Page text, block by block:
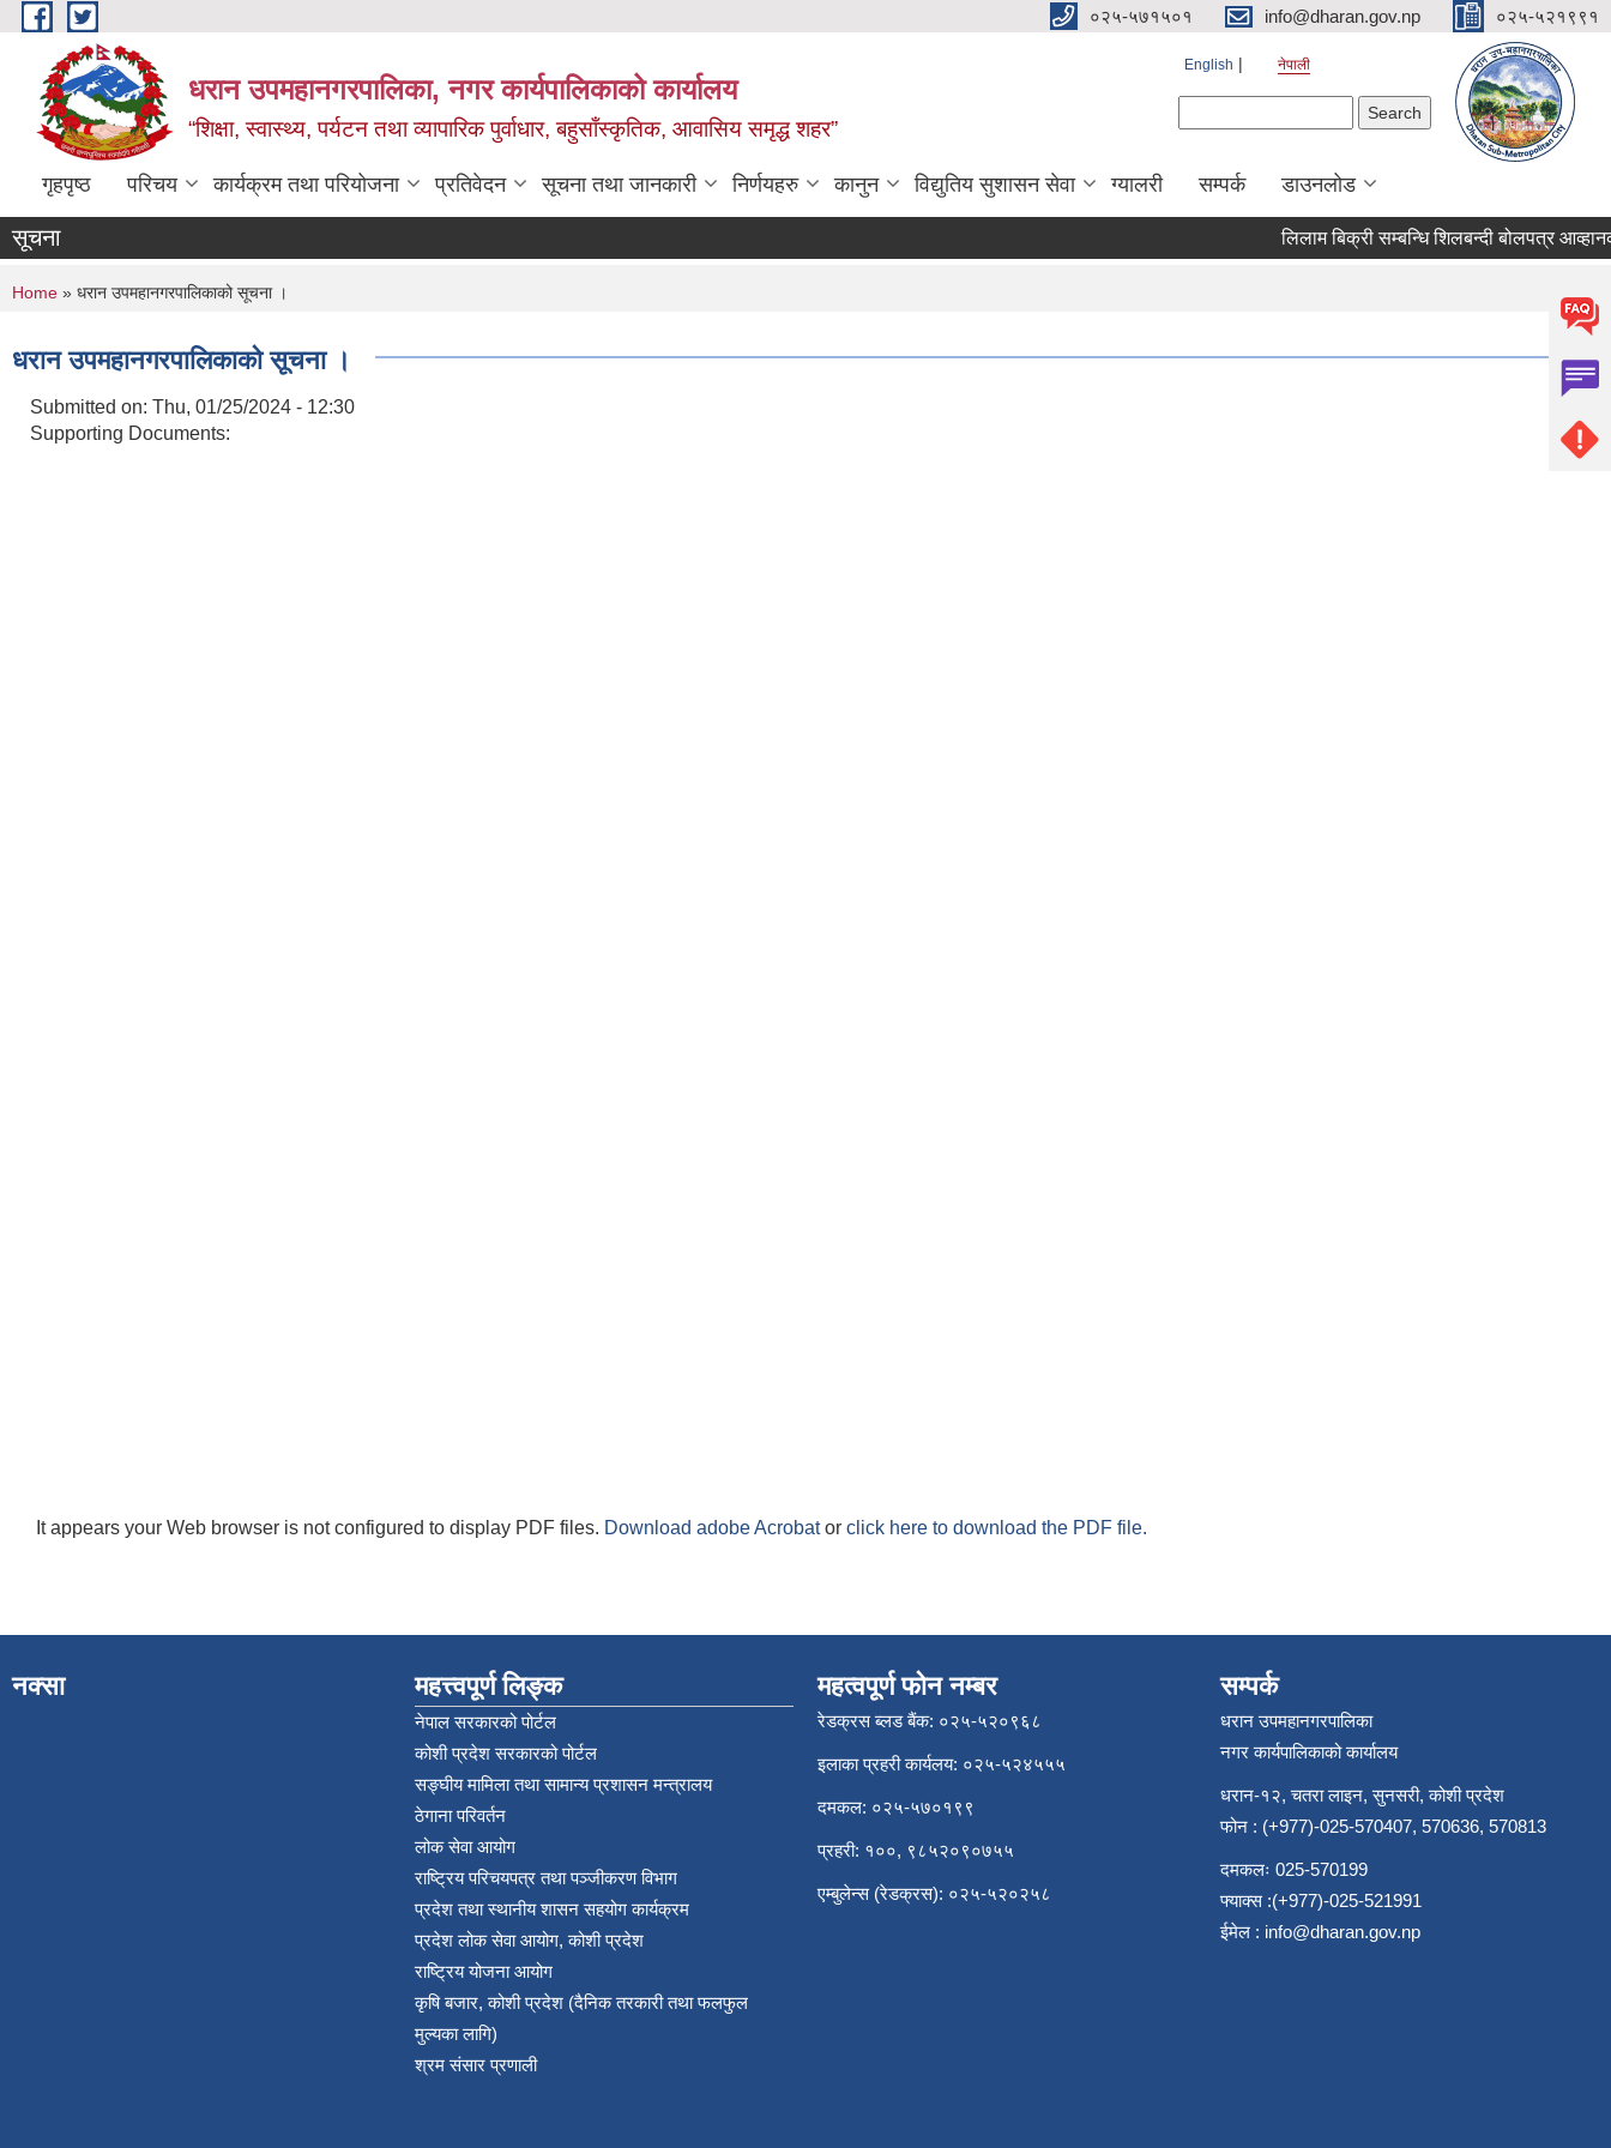
Skip to main content ०२५-५७१५०१ info@dharan.gov.np ०२५-५२१९९१
धरान उपमहानगरपालिका, नगर कार्यपालिकाको कार्यालय
“शिक्षा, स्वास्थ्य, पर्यटन तथा व्यापारिक पुर्वाधार, बहुसाँस्कृतिक, आवासिय समृद्ध शहर”
English नेपाली
गृहपृष्ठ परिचय कार्यक्रम तथा परियोजना प्रतिवेदन सूचना तथा जानकारी निर्णयहरु कानुन विद्युतिय सुशासन सेवा ग्यालरी सम्पर्क डाउनलोड
सूचना लिलाम बिक्री सम्बन्धि
You are here
Home » धरान उपमहानगरपालिकाको सूचना ।
धरान उपमहानगरपालिकाको सूचना ।
Submitted on: Thu, 01/25/2024 - 12:30
Supporting Documents:
It appears your Web browser is not configured to display PDF files. Download adobe Acrobator click here to download the PDF file.
नक्सा महत्त्वपूर्ण लिङ्क
नेपाल सरकारको पोर्टल
कोशी प्रदेश सरकारको पोर्टल
सङ्‍घीय मामिला तथा सामान्य प्रशासन मन्त्रालय
ठेगाना परिवर्तन
लोक सेवा आयोग
राष्ट्रिय परिचयपत्र तथा पञ्‍जीकरण विभाग
प्रदेश तथा स्थानीय शासन सहयोग कार्यक्रम
प्रदेश लोक सेवा आयोग, कोशी प्रदेश
राष्ट्रिय योजना आयोग
कृषि बजार, कोशी प्रदेश (दैनिक तरकारी तथा फलफुल
मुल्यका लागि)
श्रम संसार प्रणाली
महत्वपूर्ण फोन नम्बर
रेडक्रस ब्लड बैंक: ०२५-५२०९६८
इलाका प्रहरी कार्यलय: ०२५-५२४५५५
दमकल: ०२५-५७०१९९
प्रहरी: १००, ९८५२०९०७५५
एम्बुलेन्स (रेडक्रस): ०२५-५२०२५८
सम्पर्क
धरान उपमहानगरपालिका
नगर कार्यपालिकाको कार्यालय
धरान-१२, चतरा लाइन, सुनसरी, कोशी प्रदेश
फोन : (+977)-025-570407, 570636, 570813
दमकलः 025-570199
फ्याक्स :(+977)-025-521991
ईमेल : info@dharan.gov.np